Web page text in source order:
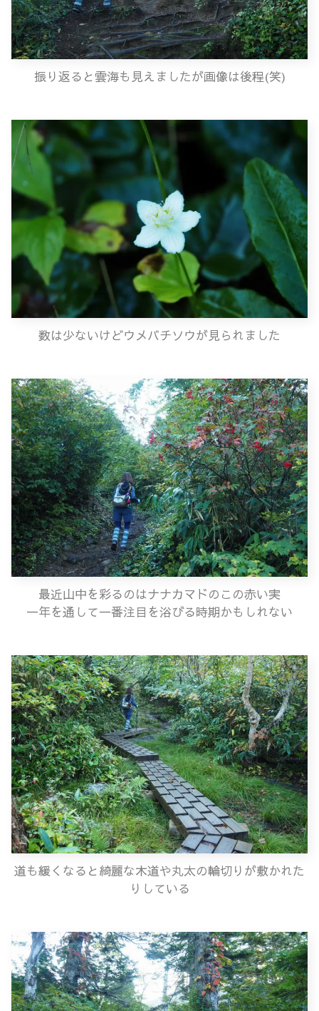
振り返ると雲海も見えましたが画像は後程(笑)
数は少ないけどウメバチソウが見られました
最近山中を彩るのはナナカマドのこの赤い実
一年を通して一番注目を浴びる時期かもしれない
道も緩くなると綺麗な木道や丸太の輪切りが敷かれた
りしている